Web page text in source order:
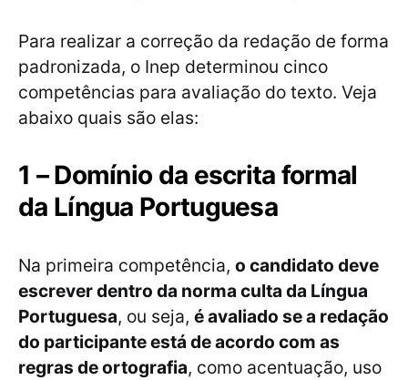
Para realizar a correção da redação de forma
padronizada, o Inep determinou cinco
competências para avaliação do texto. Veja
abaixo quais são elas:
1 – Domínio da escrita formal
da Língua Portuguesa
Na primeira competência, o candidato deve
escrever dentro da norma culta da Língua
Portuguesa, ou seja, é avaliado se a redação
do participante está de acordo com as
regras de ortografia, como acentuação, uso